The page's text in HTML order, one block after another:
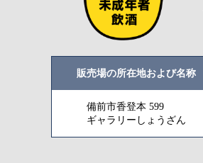
販売場の所在地および名称
備前市香登本 599
ギャラリーしょうざん